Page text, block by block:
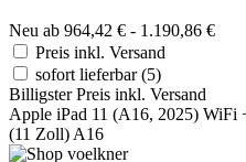
Neu ab 964,42 € - 1.190,86 €
Preis inkl. Versand
sofort lieferbar(5)
Billigster Preis inkl. Versand
Apple iPad 11 (A16, 2025) WiFi
(11 Zoll) A16